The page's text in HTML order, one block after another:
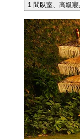
1 間臥室、高級